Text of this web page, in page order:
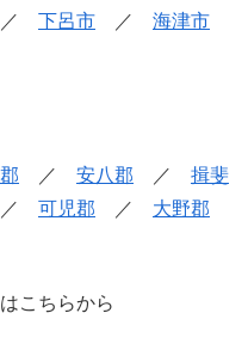
下呂市 ／ 海津市
／ 安八郡 ／ 揖斐
可児郡 ／ 大野郡
こちらから